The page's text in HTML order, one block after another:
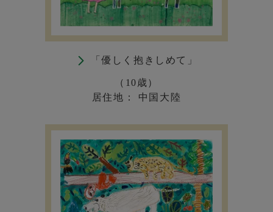
「優しく抱きしめて」
（10歳）
居住地： 中国大陸